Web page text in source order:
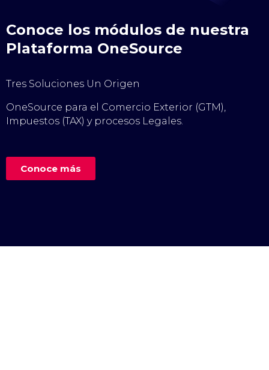
Conoce los módulos de nuestra
Plataforma OneSource
Tres Soluciones Un Origen
OneSource para el Comercio Exterior (GTM),
Impuestos (TAX) y procesos Legales.
Conoce más